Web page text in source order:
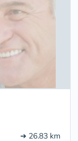
➔ 26.83 km